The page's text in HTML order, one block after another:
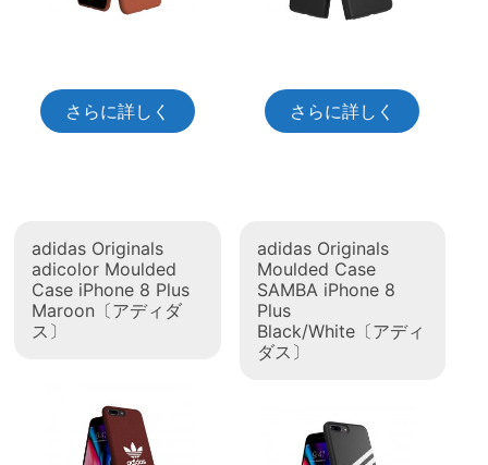
さらに詳しく さらに詳しく
adidas Originals
adicolor Moulded
Case iPhone 8 Plus
Maroon〔アディダ
ス〕
adidas Originals
Moulded Case
SAMBA iPhone 8
Plus
Black/White〔アディ
ダス〕